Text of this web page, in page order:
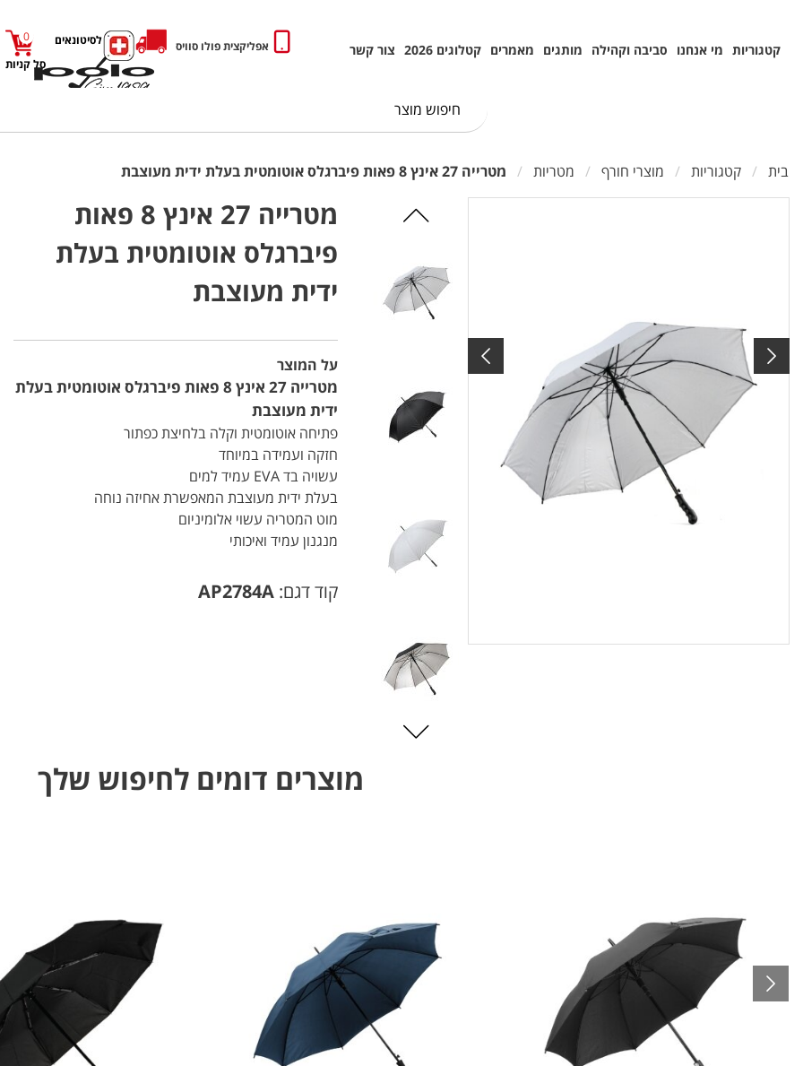
קטגוריות מי אנחנו סביבה וקהילה מותגים מאמרים קטלוגים 2026 צור קשר אפליקצית פולו סוויס
כניסה לסיטונאים
סל קניות
0
בית קטגוריות מוצרי חורף מטריות מטרייה 27 אינץ 8 פאות פיברגלס אוטומטית בעלת ידית מעוצבת
מטרייה 27 אינץ 8 פאות
פיברגלס אוטומטית בעלת
ידית מעוצבת
על המוצר
מטרייה 27 אינץ 8 פאות פיברגלס אוטומטית בעלת
ידית מעוצבת
פתיחה אוטומטית וקלה בלחיצת כפתור
חזקה ועמידה במיוחד
עשויה בד EVA עמיד למים
בעלת ידית מעוצבת המאפשרת אחיזה נוחה
מוט המטריה עשוי אלומיניום
מנגנון עמיד ואיכותי
קוד דגם: AP2784A
מוצרים דומים לחיפוש שלך